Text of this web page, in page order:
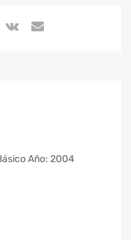
Año: 2004